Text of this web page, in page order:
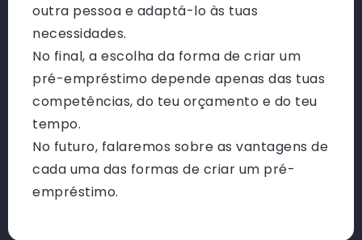
outra pessoa e adaptá-lo às tuas
necessidades.
No final, a escolha da forma de criar um
pré-empréstimo depende apenas das tuas
competências, do teu orçamento e do teu
tempo.
No futuro, falaremos sobre as vantagens de
cada uma das formas de criar um pré-
empréstimo.